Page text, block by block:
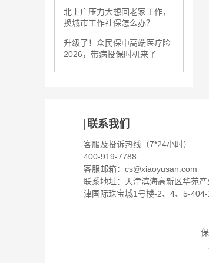
北上广压力大想回老家工作，
换城市工作社保怎么办？
升级了！众民保中高端医疗险
2026，带病投保时机来了
联系我们
客服及投诉热线（7*24小时）
400-919-7788
客服邮箱： cs@xiaoyusan.com
联系地址：天津滨海高新区华苑
津国际珠宝城1号楼-2、4、5-404-